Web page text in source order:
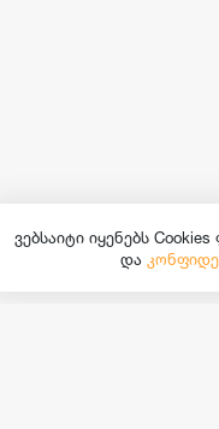
ვებსაიტი იყენებს
და